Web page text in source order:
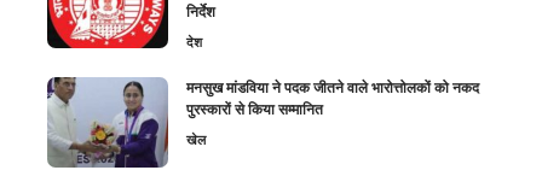
निर्देश
देश
मनसुख मांडविया ने पदक जीतने वाले भारोत्तोलकों को नकद
पुरस्कारों से किया सम्मानित
खेल